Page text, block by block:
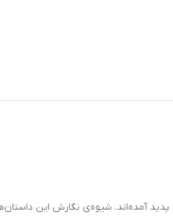
آمده‌اند. شيوه‌ي نگارش اين